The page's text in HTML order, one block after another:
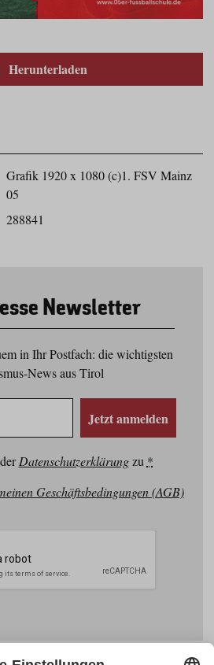
Herunterladen
Grafik 1920 x 1080 (c)1. FSV Mainz
05
288841
Newsletter
in Ihr Postfach: die wichtigsten
News aus Tirol
Jetzt anmelden
Datenschutzerklärungzu *
Geschäftsbedingungen (AGB)